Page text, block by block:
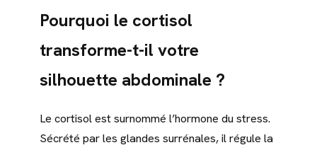
Pourquoi le cortisol
transforme-t-il votre
silhouette abdominale ?
Le cortisol est surnommé l’hormone du stress.
Sécrété par les glandes surrénales, il régule la